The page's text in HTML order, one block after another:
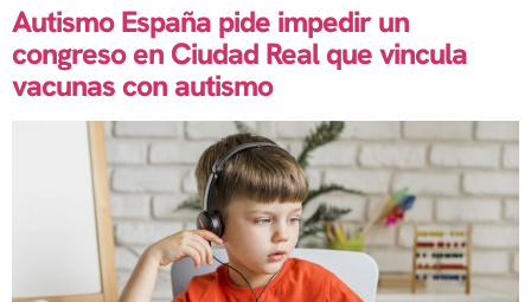
Autismo España pide impedir un
congreso en Ciudad Real que vincula
vacunas con autismo